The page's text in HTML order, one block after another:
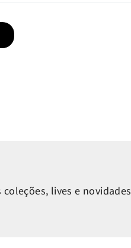
lives e novidades